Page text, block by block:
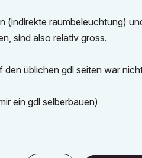
(indirekte raumbeleuchtung)
sind also relativ gross.
üblichen gdl seiten war
ein gdl selberbauen)